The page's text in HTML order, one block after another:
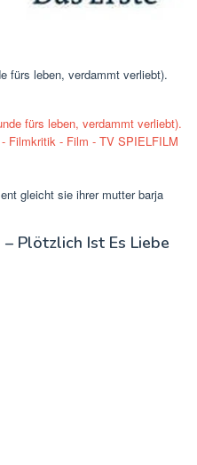
fürs leben, verdammt verliebt).
gleicht sie ihrer mutter barja
Plötzlich Ist Es Liebe